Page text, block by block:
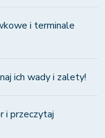
i terminale
ich wady i zalety!
i przeczytaj